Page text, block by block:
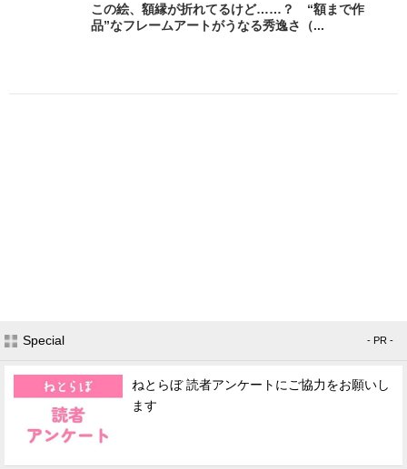
この絵、額縁が折れてるけど……？ “額まで作
品”なフレームアートがうなる秀逸さ（...
Special - PR -
ねとらぼ 読者アンケートにご協力をお願いし
ます